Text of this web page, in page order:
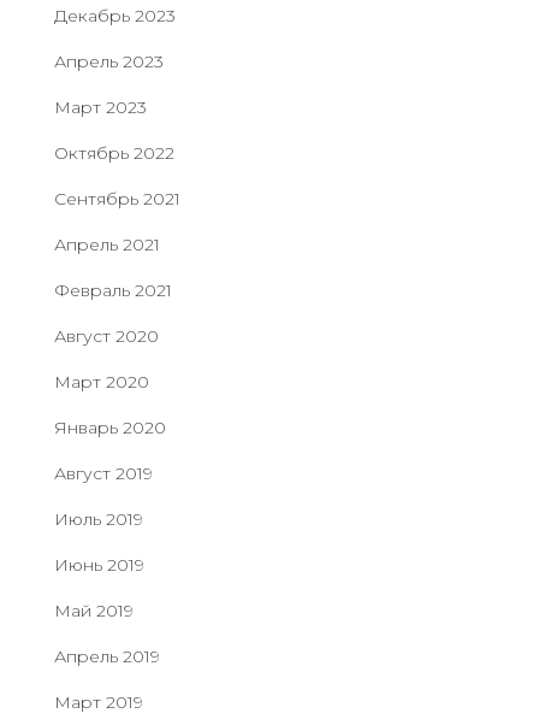
Декабрь 2023
Апрель 2023
Март 2023
Октябрь 2022
Сентябрь 2021
Апрель 2021
Февраль 2021
Август 2020
Март 2020
Январь 2020
Август 2019
Июль 2019
Июнь 2019
Май 2019
Апрель 2019
Март 2019